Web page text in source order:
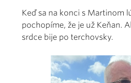
Keď sa na konci s Martinom
pochopíme, že je už Keňan.
srdce bije po terchovsky.